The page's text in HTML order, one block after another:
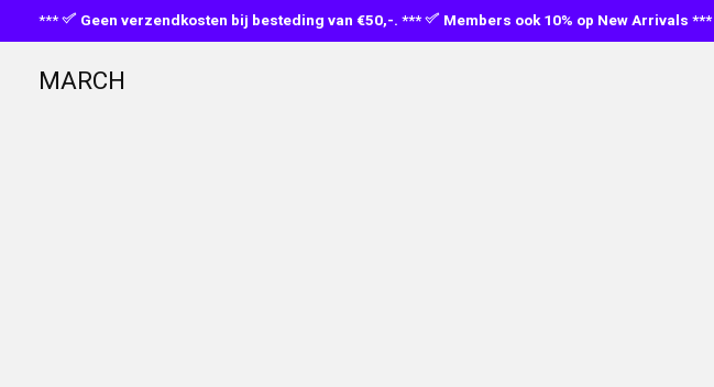
*** Geen verzendkosten bij besteding van €50,-. *** Members ook 10% op New Arrivals ***
MARCH